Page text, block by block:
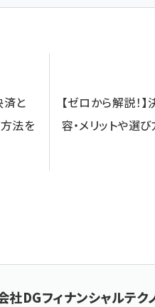
済と
法を
【ゼロから解説！
容・メリットや選
社DGフィナンシャルテク